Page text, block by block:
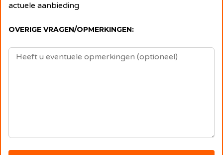
actuele aanbieding
OVERIGE VRAGEN/OPMERKINGEN: